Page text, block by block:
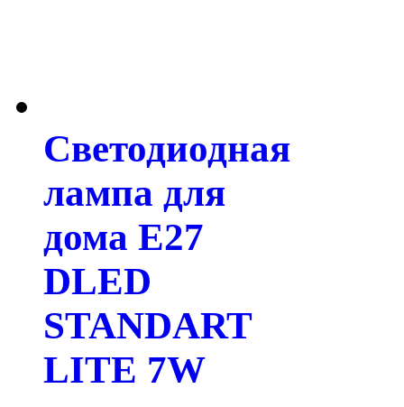
Светодиодная
лампа для
дома E27
DLED
STANDART
LITE 7W